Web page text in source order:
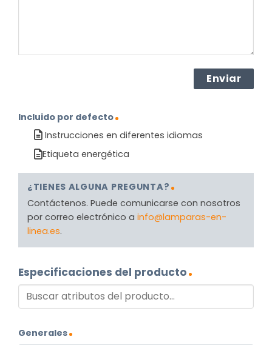
Incluido por defecto
Instrucciones en diferentes idiomas
Etiqueta energética
¿TIENES ALGUNA PREGUNTA?
Contáctenos. Puede comunicarse con nosotros
por correo electrónico a info@lamparas-en-
linea.es.
Especificaciones del producto
Generales